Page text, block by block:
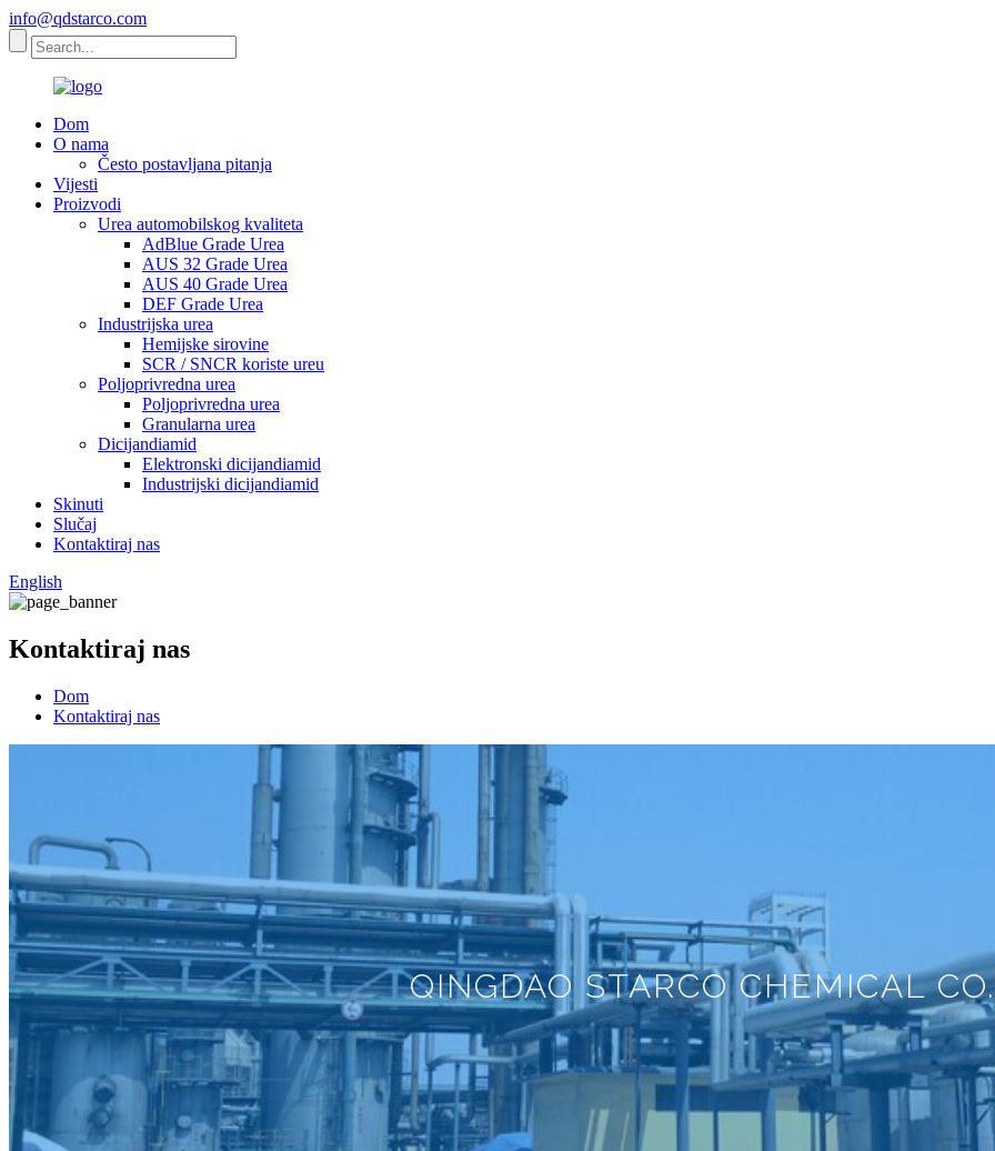
info@qdstarco.com
Dom
O nama
Često postavljana pitanja
Vijesti
Proizvodi
Urea automobilskog kvaliteta
AdBlue Grade Urea
AUS 32 Grade Urea
AUS 40 Grade Urea
DEF Grade Urea
Industrijska urea
Hemijske sirovine
SCR / SNCR koriste ureu
Poljoprivredna urea
Poljoprivredna urea
Granularna urea
Dicijandiamid
Elektronski dicijandiamid
Industrijski dicijandiamid
Skinuti
Slučaj
Kontaktiraj nas
English
Kontaktiraj nas
Dom
Kontaktiraj nas
QINGDAO STARCO CHEMICAL